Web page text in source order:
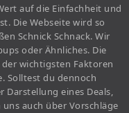
auf die Einfachheit und
Die Webseite wird so
Schnick Schnack. Wir
oder Ähnliches. Die
wichtigsten Faktoren
Solltest du dennoch
Darstellung eines Deals,
auch über Vorschläge